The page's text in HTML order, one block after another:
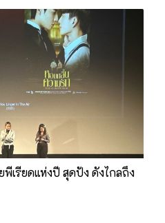
เรียดแห่งปี สุดปัง ดังไกลถึง